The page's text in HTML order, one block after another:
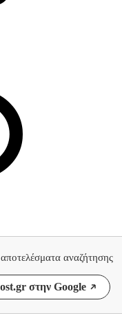
αναζήτησης
στην Google